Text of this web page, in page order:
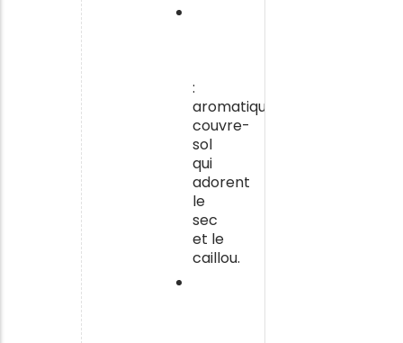
:
aromatiques
couvre-
sol
qui
adorent
le
sec
et le
caillou.